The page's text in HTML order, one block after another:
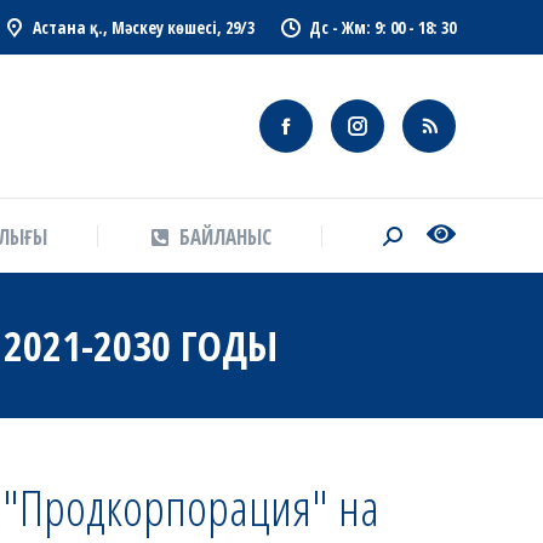
Астана қ., Мәскеу көшесі, 29/3 Дс - Жм: 9: 00 - 18: 30
БАЙЛАНЫС Search:
2030 ГОДЫ
на
БАЙЛАНЫС Search: